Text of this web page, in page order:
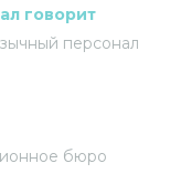
говорит
персонал
бюро